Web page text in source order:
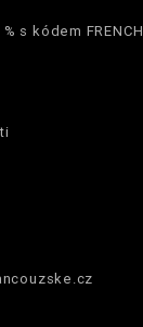
s kódem FRENCH